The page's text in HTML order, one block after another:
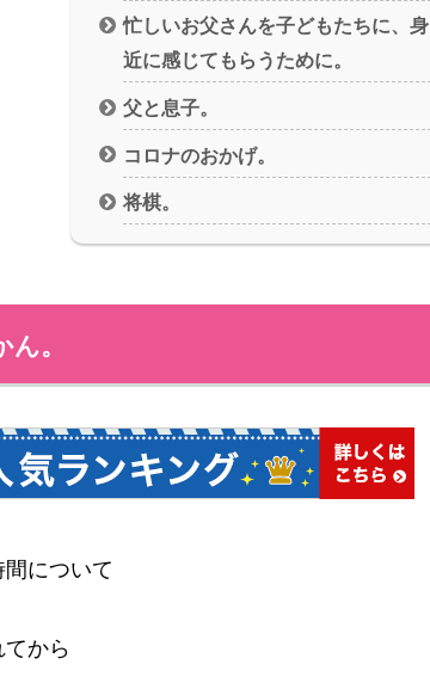
忙しいお父さんを子どもたちに、身
近に感じてもらうために。
父と息子。
コロナのおかげ。
将棋。
。
について
から